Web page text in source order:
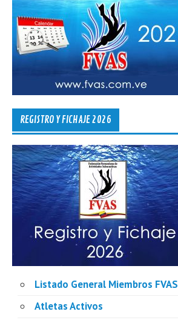
REGISTRO Y FICHAJE 2026
Listado General Miembros FVAS
Atletas Activos